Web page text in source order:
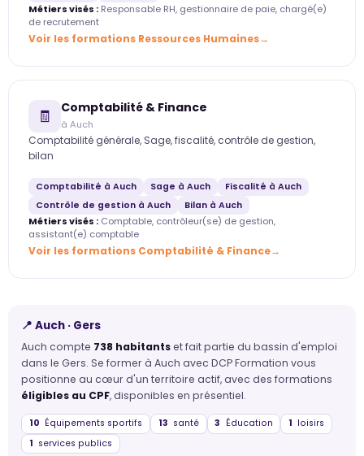
Métiers visés : Responsable RH, gestionnaire de paie, chargé(e)
de recrutement
Voir les formations Ressources Humaines
🧾 Comptabilité & Finance
à Auch
Comptabilité générale, Sage, fiscalité, contrôle de gestion,
bilan
Comptabilité à Auch Sage à Auch
Fiscalité à Auch
Contrôle de gestion à Auch
Bilan à Auch
Métiers visés : Comptable, contrôleur(se) de gestion,
assistant(e) comptable
Voir les formations Comptabilité & Finance
📍 Auch · Gers
Auch compte 738 habitantset fait partie du bassin d'emploi
dans le Gers. Se former à Auch avec DCP Formation vous
positionne au cœur d'un territoire actif, avec des formations
éligibles au CPF, disponibles en présentiel.
10 Équipements sportifs 13 santé 3 Éducation 1 loisirs
1 services publics